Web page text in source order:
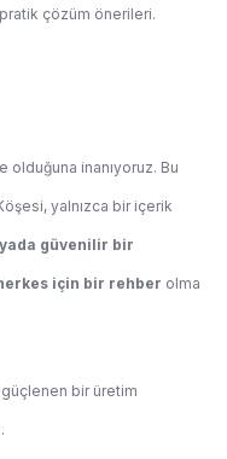
çözüm önerileri.
inanıyoruz. Bu
yalnızca bir içerik
güvenilir bir
için bir rehber olma
bir üretim